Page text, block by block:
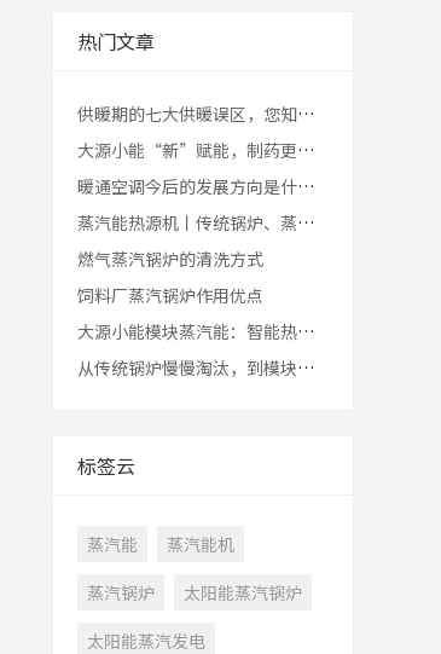
热门文章
供暖期的七大供暖误区，您知道几条呢？
大源小能“新”赋能，制药更“绿”更节能
暖通空调今后的发展方向是什么？
蒸汽能热源机丨传统锅炉、蒸汽发生器的转型升级与发展趋势
燃气蒸汽锅炉的清洗方式
饲料厂蒸汽锅炉作用优点
大源小能模块蒸汽能：智能热能升级一站式指南
从传统锅炉慢慢淘汰，到模块蒸汽能机广泛应用
标签云
蒸汽能
蒸汽能机
蒸汽锅炉
太阳能蒸汽锅炉
太阳能蒸汽发电